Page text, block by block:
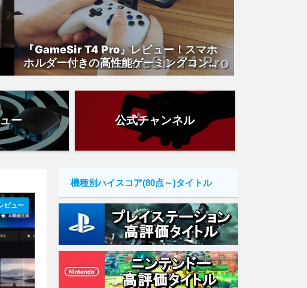
『GameSir T4 Pro』レビュー！スマホ
ホルダー付きの高性能ゲーミングコント
ローラー
ー 公式チャンネル
ビュー
機種別ハイスコア(80点～)タイトル